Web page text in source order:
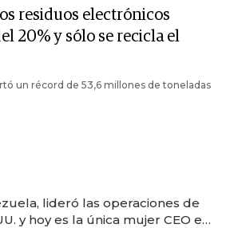
residuos electrónicos
20% y sólo se recicla el
un récord de 53,6 millones de toneladas
lideró las operaciones de
y hoy es la única mujer CEO en